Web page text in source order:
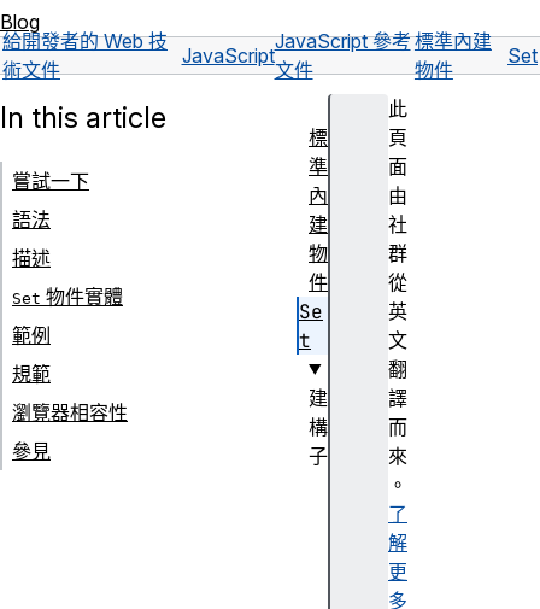
Blog
給開發者的 Web 技
術文件
JavaScript
JavaScript 參考
文件
標準內建
物件
Set
此
頁
面
由
社
群
從
英
文
翻
譯
而
來
。
了
解
更
多
In this article
嘗試一下
語法
描述
Set 物件實體
範例
規範
瀏覽器相容性
參見
標
準
內
建
物
件
Se
t
建
構
子